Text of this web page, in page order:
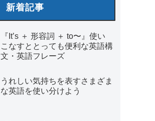
新着記事
『It’s ＋ 形容詞 ＋ to〜』使い
こなすととっても便利な英語構
文・英語フレーズ
うれしい気持ちを表すさまざま
な英語を使い分けよう